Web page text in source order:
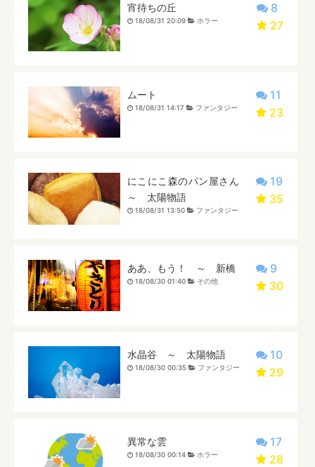
8
27
宵待ちの丘
18/08/31 20:09 ホラー
11
23
ムート
18/08/31 14:17 ファンタジー
19
35
にこにこ森のパン屋さん
～ 太陽物語
18/08/31 13:50 ファンタジー
9
30
ああ、もう！ ～ 新橋
18/08/30 01:40 その他
10
29
水晶谷 ～ 太陽物語
18/08/30 00:35 ファンタジー
17
28
異常な雲
18/08/30 00:14 ホラー